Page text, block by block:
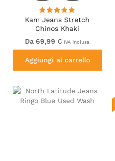
Kam Jeans Stretch
Chinos Khaki
Da 69,99 € IVA inclusa
Aggiungi al carrello